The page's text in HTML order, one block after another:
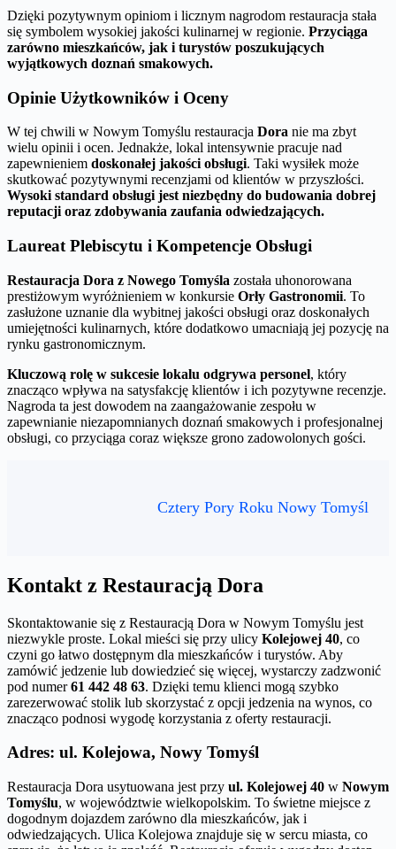
Dzięki pozytywnym opiniom i licznym nagrodom restauracja stała
się symbolem wysokiej jakości kulinarnej w regionie. Przyciąga
zarówno mieszkańców, jak i turystów poszukujących
wyjątkowych doznań smakowych.
Opinie Użytkowników i Oceny
W tej chwili w Nowym Tomyślu restauracja Dora nie ma zbyt
wielu opinii i ocen. Jednakże, lokal intensywnie pracuje nad
zapewnieniem doskonałej jakości obsługi. Taki wysiłek może
skutkować pozytywnymi recenzjami od klientów w przyszłości.
Wysoki standard obsługi jest niezbędny do budowania dobrej
reputacji oraz zdobywania zaufania odwiedzających.
Laureat Plebiscytu i Kompetencje Obsługi
Restauracja Dora z Nowego Tomyśla została uhonorowana
prestiżowym wyróżnieniem w konkursie Orły Gastronomii. To
zasłużone uznanie dla wybitnej jakości obsługi oraz doskonałych
umiejętności kulinarnych, które dodatkowo umacniają jej pozycję na
rynku gastronomicznym.
Kluczową rolę w sukcesie lokalu odgrywa personel, który
znacząco wpływa na satysfakcję klientów i ich pozytywne recenzje.
Nagroda ta jest dowodem na zaangażowanie zespołu w
zapewnianie niezapomnianych doznań smakowych i profesjonalnej
obsługi, co przyciąga coraz większe grono zadowolonych gości.
Cztery Pory Roku Nowy Tomyśl
Kontakt z Restauracją Dora
Skontaktowanie się z Restauracją Dora w Nowym Tomyślu jest
niezwykle proste. Lokal mieści się przy ulicy Kolejowej 40, co
czyni go łatwo dostępnym dla mieszkańców i turystów. Aby
zamówić jedzenie lub dowiedzieć się więcej, wystarczy zadzwonić
pod numer61 442 48 63. Dzięki temu klienci mogą szybko
zarezerwować stolik lub skorzystać z opcji jedzenia na wynos, co
znacząco podnosi wygodę korzystania z oferty restauracji.
Adres: ul. Kolejowa, Nowy Tomyśl
Restauracja Dora usytuowana jest przy ul. Kolejowej 40 w Nowym
Tomyślu, w województwie wielkopolskim. To świetne miejsce z
dogodnym dojazdem zarówno dla mieszkańców, jak i
odwiedzających. Ulica Kolejowa znajduje się w sercu miasta, co